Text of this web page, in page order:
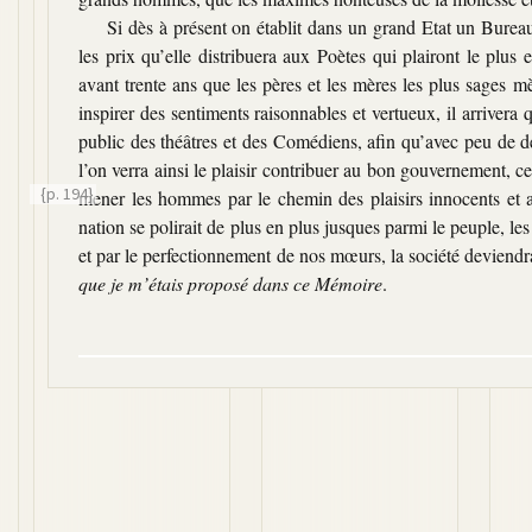
Si dès à présent on établit dans un grand Etat un
les prix qu’elle distribuera aux Poètes qui plairont le
avant trente ans que les pères et les mères les plus sages
inspirer des sentiments raisonnables et vertueux, il
public des théâtres et des Comédiens, afin qu’avec peu de
l’on verra ainsi le plaisir contribuer au bon gouvernement,
mener les hommes par le chemin des plaisirs innocents
{p. 194}
nation se polirait de plus en plus jusques parmi le peuple,
et par le perfectionnement de nos mœurs, la société
que je m’étais proposé dans ce Mémoire.